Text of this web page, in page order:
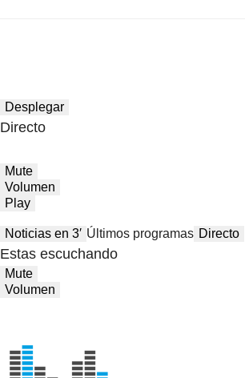
Desplegar
Directo
Mute
Volumen
Play
Noticias en 3′ Últimos programas Directo
Estas escuchando
Mute
Volumen